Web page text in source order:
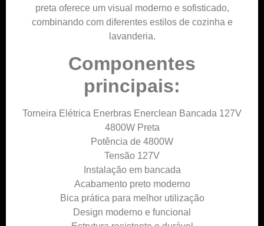
preta oferece um visual moderno e sofisticado,
combinando com diferentes estilos de cozinha e
lavanderia.
Componentes
principais:
Torneira Elétrica Enerbras Enerclean Bancada 127V
4800W Preta
Potência de 4800W
Tensão 127V
Instalação em bancada
Acabamento preto moderno
Bica prática para melhor utilização
Design moderno e funcional